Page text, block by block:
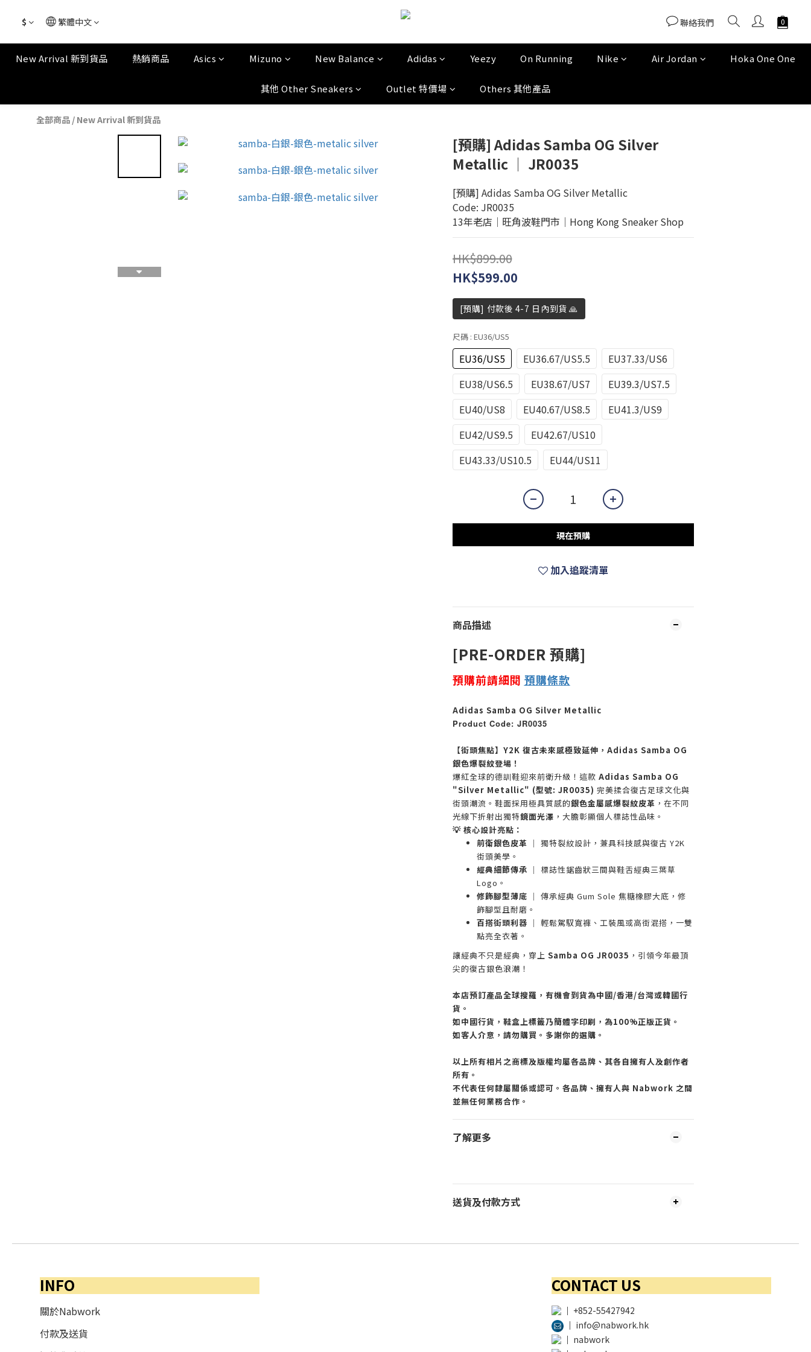
$ 繁體中文 聯絡我們
New Arrival 新到貨品 熱銷商品 Asics Mizuno New Balance Adidas Yeezy On Running Nike Air Jordan Hoka One One
其他 Other Sneakers Outlet 特價場 Others 其他產品
全部商品 / New Arrival 新到貨品
[預購] Adidas Samba OG Silver
Metallic │ JR0035
[預購] Adidas Samba OG Silver Metallic
Code: JR0035
13年老店│旺角波鞋門市│Hong Kong Sneaker Shop
HK$899.00
HK$599.00
[預購] 付款後 4-7 日內到貨 🙏
尺碼 : EU36/US5
EU36/US5 EU36.67/US5.5
EU37.33/US6
EU38/US6.5
EU38.67/US7
EU39.3/US7.5
EU40/US8
EU40.67/US8.5
EU41.3/US9
EU42/US9.5
EU42.67/US10
EU43.33/US10.5
EU44/US11
現在預購
加入追蹤清單
商品描述
[PRE-ORDER 預購]
預購前請細閱 預購條款
Adidas Samba OG Silver Metallic
Product Code: JR0035
【街頭焦點】Y2K 復古未來感極致延伸，Adidas Samba OG
銀色爆裂紋登場！
爆紅全球的德訓鞋迎來前衛升級！這款 Adidas Samba OG
"Silver Metallic" (型號: JR0035) 完美揉合復古足球文化與
街頭潮流。鞋面採用極具質感的銀色金屬感爆裂紋皮革 ，在不同
光線下折射出獨特鏡面光澤 ，大膽彰顯個人標誌性品味。
💡 核心設計亮點：
前衛銀色皮革 ｜ 獨特裂紋設計，兼具科技感與復古 Y2K
街頭美學。
經典細節傳承 ｜ 標誌性鋸齒狀三間與鞋舌經典三葉草
Logo。
修飾腳型薄底 ｜ 傳承經典 Gum Sole 焦糖橡膠大底，修
飾腳型且耐磨。
百搭街頭利器 ｜ 輕鬆駕馭寬褲、工裝風或高街混搭，一雙
點亮全衣著。
讓經典不只是經典，穿上 Samba OG JR0035 ，引領今年最頂
尖的復古銀色浪潮！
本店預訂產品全球搜羅，有機會到貨為中國/香港/台灣或韓國行
貨。
如中國行貨，鞋盒上標籤乃簡體字印刷，為100%正版正貨。
如客人介意，請勿購買。多謝你的選購。
以上所有相片之商標及版權均屬各品牌、其各自擁有人及創作者
所有。
不代表任何隸屬關係或認可。各品牌、擁有人與 Nabwork 之間
並無任何業務合作。
了解更多
送貨及付款方式
INFO
關於Nabwork
付款及送貨
CONTACT US
│ +852-55427942
│ info@nabwork.hk
│ nabwork